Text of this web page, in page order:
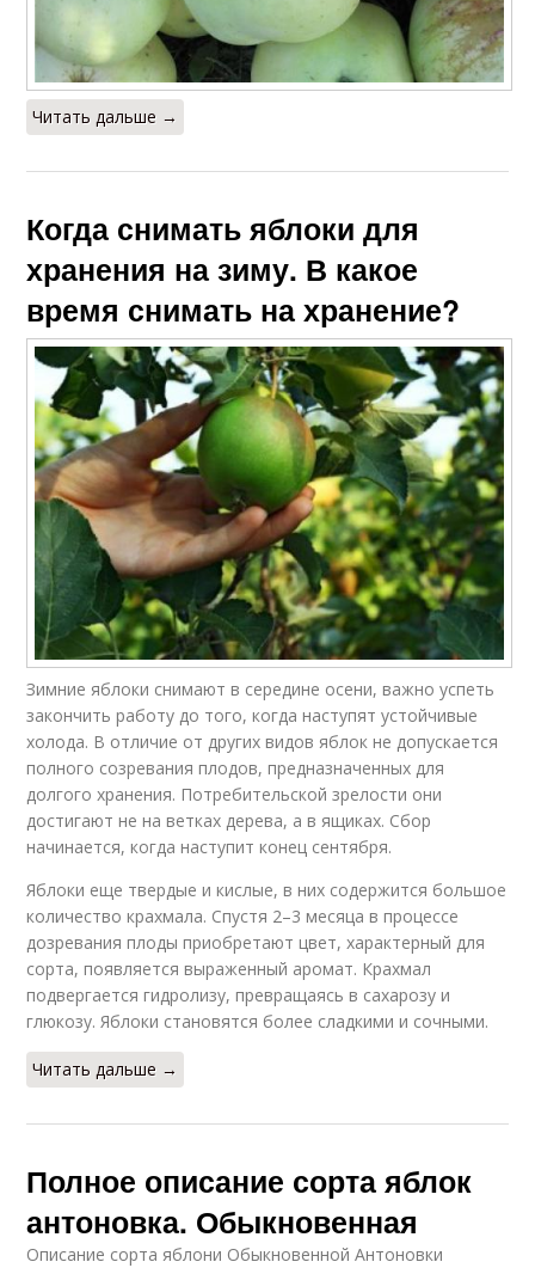
Читать дальше →
Когда снимать яблоки для
хранения на зиму. В какое
время снимать на хранение?
Зимние яблоки снимают в середине осени, важно успеть
закончить работу до того, когда наступят устойчивые
холода. В отличие от других видов яблок не допускается
полного созревания плодов, предназначенных для
долгого хранения. Потребительской зрелости они
достигают не на ветках дерева, а в ящиках. Сбор
начинается, когда наступит конец сентября.
Яблоки еще твердые и кислые, в них содержится большое
количество крахмала. Спустя 2–3 месяца в процессе
дозревания плоды приобретают цвет, характерный для
сорта, появляется выраженный аромат. Крахмал
подвергается гидролизу, превращаясь в сахарозу и
глюкозу. Яблоки становятся более сладкими и сочными.
Читать дальше →
Полное описание сорта яблок
антоновка. Обыкновенная
Описание сорта яблони Обыкновенной Антоновки